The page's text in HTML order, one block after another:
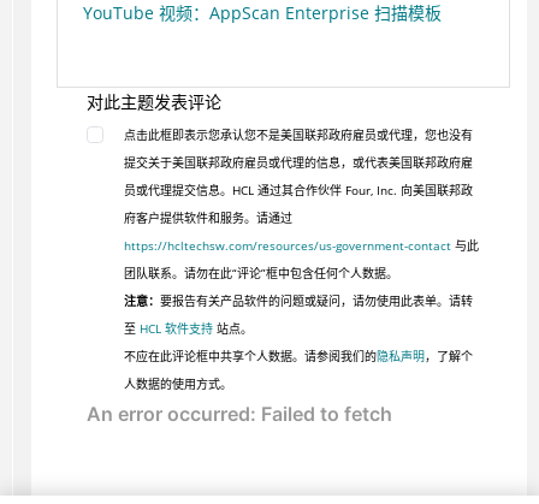
YouTube 视频：AppScan Enterprise 扫描模板
对此主题发表评论
点击此框即表示您承认您不是美国联邦政府雇员或代理，您也没有
提交关于美国联邦政府雇员或代理的信息，或代表美国联邦政府雇
员或代理提交信息。HCL 通过其合作伙伴 Four, Inc. 向美国联邦政
府客户提供软件和服务。请通过
https://hcltechsw.com/resources/us-government-contact与此
团队联系。请勿在此“评论”框中包含任何个人数据。
注意： 要报告有关产品软件的问题或疑问，请勿使用此表单。请转
至 HCL 软件支持站点。
不应在此评论框中共享个人数据。请参阅我们的隐私声明，了解个
人数据的使用方式。